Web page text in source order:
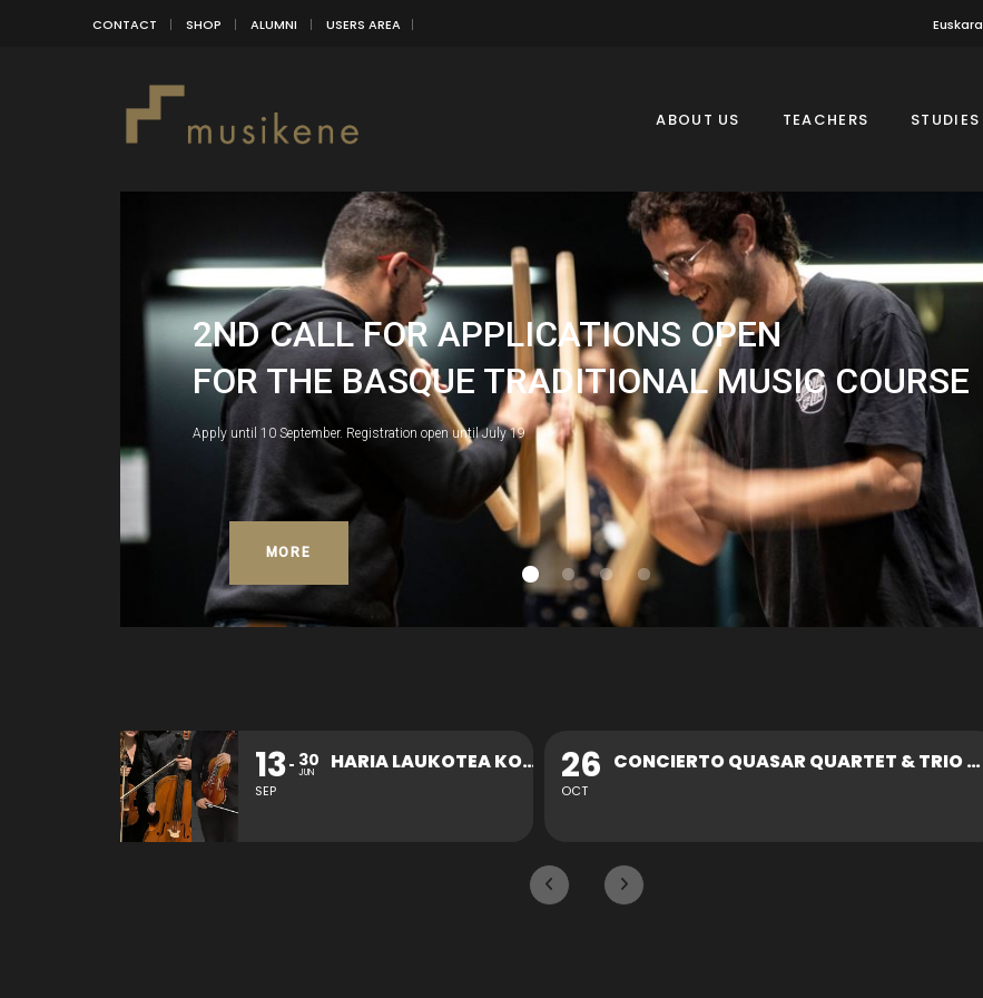
CONTACT SHOP ALUMNI USERS AREA Euskara
ABOUT US TEACHERS STUDIES
2ND CALL FOR APPLICATIONS OPEN
FOR THE BASQUE TRADITIONAL MUSIC COURSE
Apply until 10 September. Registration open until July 19
MORE
30
JUN HARIA LAUKOTEA KONTZERTUA 26 CONCIERTO QUASAR QUARTET & TRIO ZUKAN 30